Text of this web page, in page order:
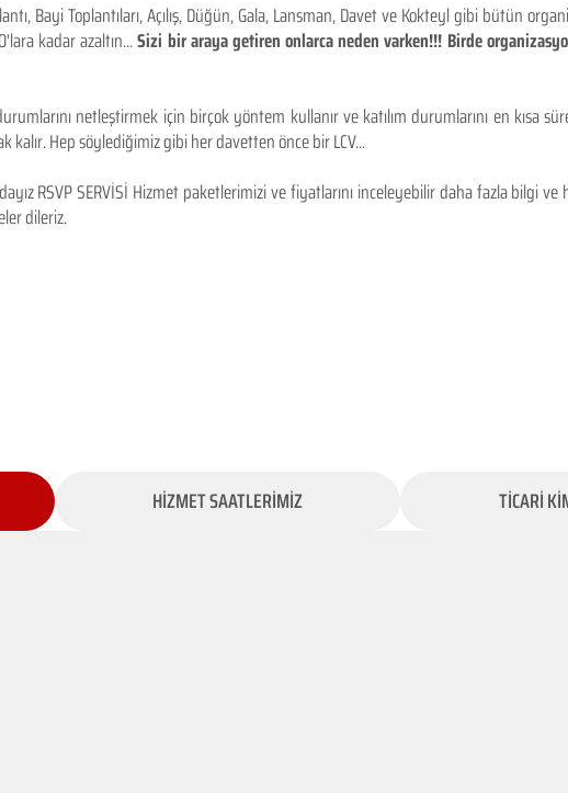
Bayi Toplantıları, Açılış, Düğün, Gala, Lansman, Davet ve Kokteyl gibi bütün
kadar azaltın...Sizi bir araya getiren onlarca neden varken!!! Birde
netleştirmek için birçok yöntem kullanır ve katılım durumlarını en kısa
Hep söylediğimiz gibi her davetten önce bir LCV...
RSVP SERVİSİ Hizmet paketlerimizi ve fiyatlarını inceleyebilir daha fazla bilgi ve
dileriz.
HİZMET SAATLERİMİZ TİCARİ